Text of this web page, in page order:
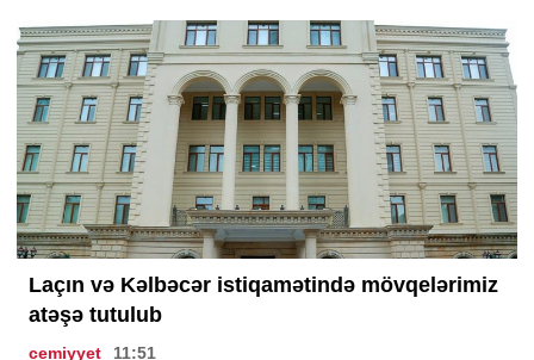
Laçın və Kəlbəcər istiqamətində mövqelərimiz
atəşə tutulub
cemiyyet 11:51